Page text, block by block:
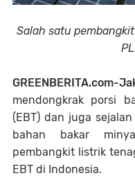
Salah satu
GREENBERITA.com-
mendongkrak porsi
(EBT) dan juga
bahan bakar
pembangkit listrik
EBT di Indonesia.